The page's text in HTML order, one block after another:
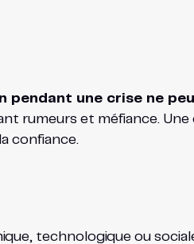
pendant une crise ne
rumeurs et méfiance.
confiance.
technologique ou